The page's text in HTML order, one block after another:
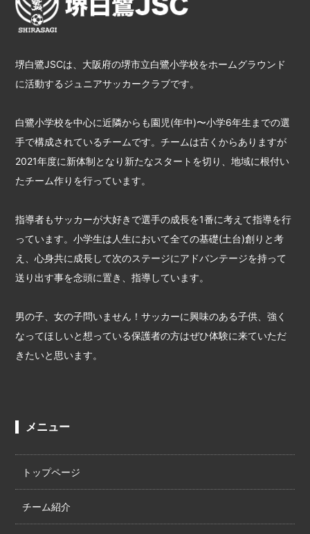
堺白鷺JSCは、大阪府の堺市立白鷺小学校をホームグラウンド
に活動するジュニアサッカークラブです。
白鷺小学校を中心に近隣からも園児(年中)〜小学6年生までの選
手で構成されているチームです。チームは古くからありますが
2021年度に新体制となり新たなスタートを切り、地域に根付い
たチーム作りを行っています。
指導者もサッカーが大好きで選手の成長を1番に考えて指導を行
っています。小学生は人生において全ての基礎(土台)創りと考
え、心身共に成長して次のステージにアドバンテージを持って
送り出す事を念頭に置き、指導しています。
男の子、女の子問いません！サッカーに興味のある子供、強く
なってほしいと想っている保護者の方はぜひ体験に来ていただ
きたいと思います。
メニュー
トップページ
チーム紹介